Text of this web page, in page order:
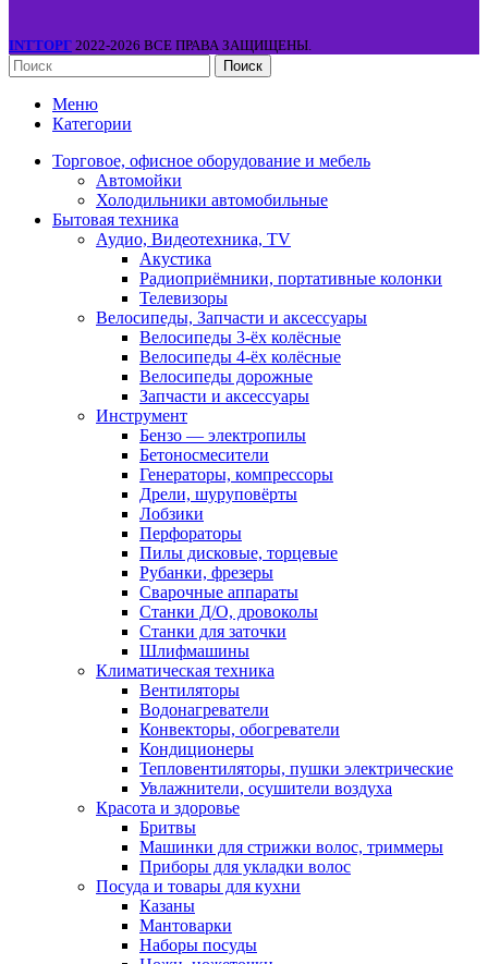
INTТОРГ 2022-2026 ВСЕ ПРАВА ЗАЩИЩЕНЫ.
Поиск
Меню
Категории
Торговое, офисное оборудование и мебель
Автомойки
Холодильники автомобильные
Бытовая техника
Аудио, Видеотехника, TV
Акустика
Радиоприёмники, портативные колонки
Телевизоры
Велосипеды, Запчасти и аксессуары
Велосипеды 3-ёх колёсные
Велосипеды 4-ёх колёсные
Велосипеды дорожные
Запчасти и аксессуары
Инструмент
Бензо — электропилы
Бетоносмесители
Генераторы, компрессоры
Дрели, шуруповёрты
Лобзики
Перфораторы
Пилы дисковые, торцевые
Рубанки, фрезеры
Сварочные аппараты
Станки Д/О, дровоколы
Станки для заточки
Шлифмашины
Климатическая техника
Вентиляторы
Водонагреватели
Конвекторы, обогреватели
Кондиционеры
Тепловентиляторы, пушки электрические
Увлажнители, осушители воздуха
Красота и здоровье
Бритвы
Машинки для стрижки волос, триммеры
Приборы для укладки волос
Посуда и товары для кухни
Казаны
Мантоварки
Наборы посуды